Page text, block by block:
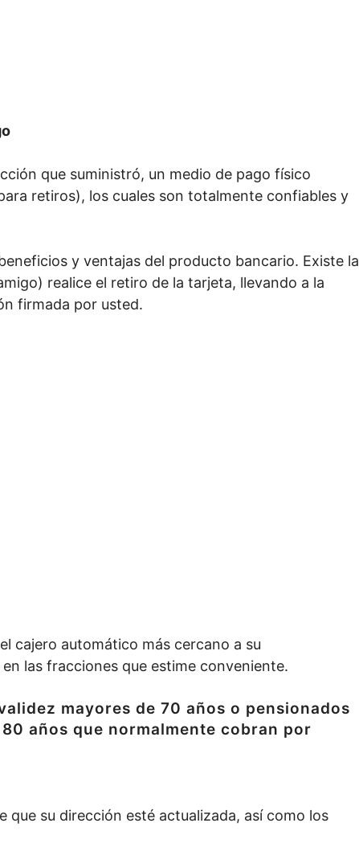
que suministró, un medio de pago físico
retiros), los cuales son totalmente confiables y
y ventajas del producto bancario. Existe la
realice el retiro de la tarjeta, llevando a la
firmada por usted.
cajero automático más cercano a su
las fracciones que estime conveniente.
mayores de 70 años o pensionados
años que normalmente cobran por
que su dirección esté actualizada, así como los